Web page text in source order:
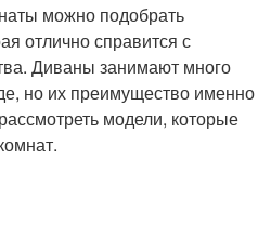
можно подобрать
отлично справится с
Диваны занимают много
но их преимущество именно
модели, которые